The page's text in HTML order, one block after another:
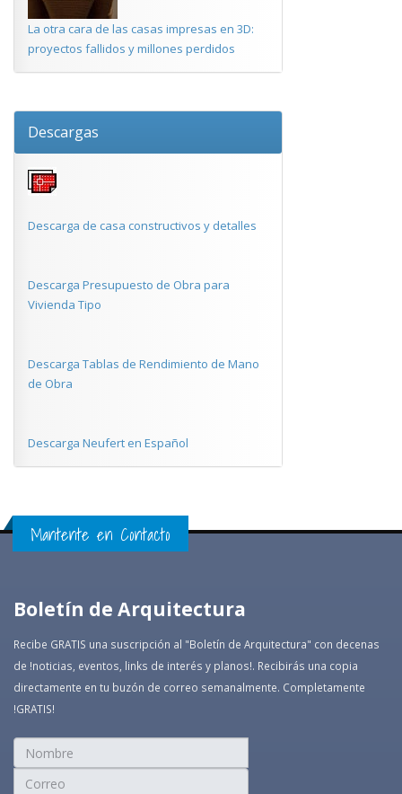
La otra cara de las casas impresas en 3D:
proyectos fallidos y millones perdidos
Descargas
Descarga de casa constructivos y detalles
Descarga Presupuesto de Obra para
Vivienda Tipo
Descarga Tablas de Rendimiento de Mano
de Obra
Descarga Neufert en Español
Mantente en Contacto
Boletín de Arquitectura
Recibe GRATIS una suscripción al "Boletín de Arquitectura" con decenas
de !noticias, eventos, links de interés y planos!. Recibirás una copia
directamente en tu buzón de correo semanalmente. Completamente
!GRATIS!